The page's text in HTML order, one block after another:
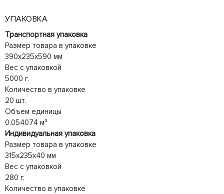
УПАКОВКА
Транспортная упаковка
Размер товара в упаковке
390x235x590 мм
Вес с упаковкой
5000 г.
Количество в упаковке
20 шт.
Объем единицы
0.054074 м³
Индивидуальная упаковка
Размер товара в упаковке
315x235x40 мм
Вес с упаковкой
280 г.
Количество в упаковке